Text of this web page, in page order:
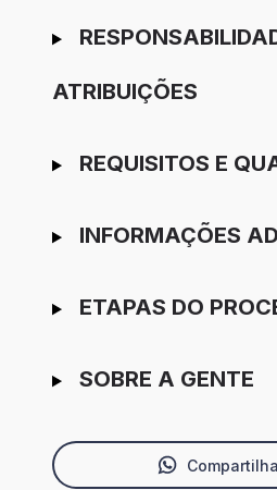
ATRIBUIÇÕES
REQUISITOS E
INFORMAÇÕES
ETAPAS DO
SOBRE A GENTE